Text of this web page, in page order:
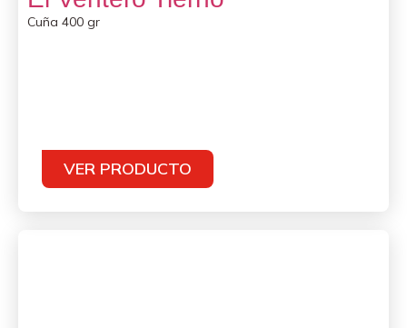
Cuña 400 gr
VER PRODUCTO